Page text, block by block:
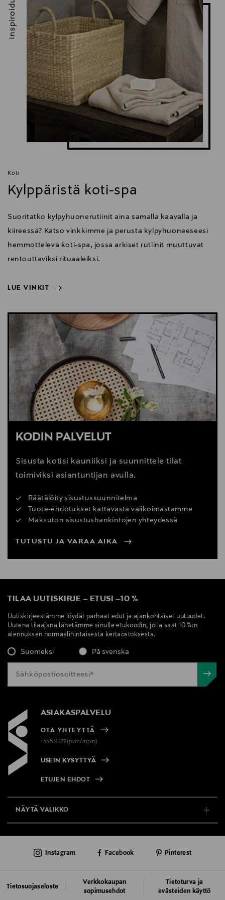
Koti
Kylppäristä koti-spa
Suoritatko kylpyhuonerutiinit aina samalla kaavalla ja
kiireessä? Katso vinkkimme ja perusta kylpyhuoneeseesi
hemmotteleva koti-spa, jossa arkiset rutiinit muuttuvat
rentouttaviksi rituaaleiksi.
LUE VINKIT
Inspiroidu
LUE VINKIT
KODIN PALVELUT
Sisusta kotisi kauniiksi ja suunnittele tilat
toimiviksi asiantuntijan avulla.
Räätälöity sisustussuunnitelma
Tuote-ehdotukset kattavasta valikoimastamme
Maksuton sisustushankintojen yhteydessä
TUTUSTU JA VARAA AIKA
TILAA UUTISKIRJE – ETUSI –10 %
Uutiskirjeestämme löydät parhaat edut ja ajankohtaiset uutuudet.
Uutena tilaajana lähetämme sinulle etukoodin, jolla saat 10 %:n
alennuksen normaalihintaisesta kertaostoksesta.
Suomeksi På svenska
ASIAKASPALVELU
OTA YHTEYTTÄ
+358 9 1211(pvm/mpm)
USEIN KYSYTTYÄ
ETUJEN EHDOT
NÄYTÄ VALIKKO
AJANKOHTAISTA
Tietosuojaseloste
Verkkokaupan
sopimusehdot
Tietoturva ja
evästeiden käyttö
Instagram Facebook Pinterest